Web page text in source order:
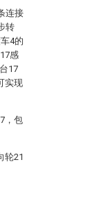
连接
转
4的
感
17
实现
，包
轮21